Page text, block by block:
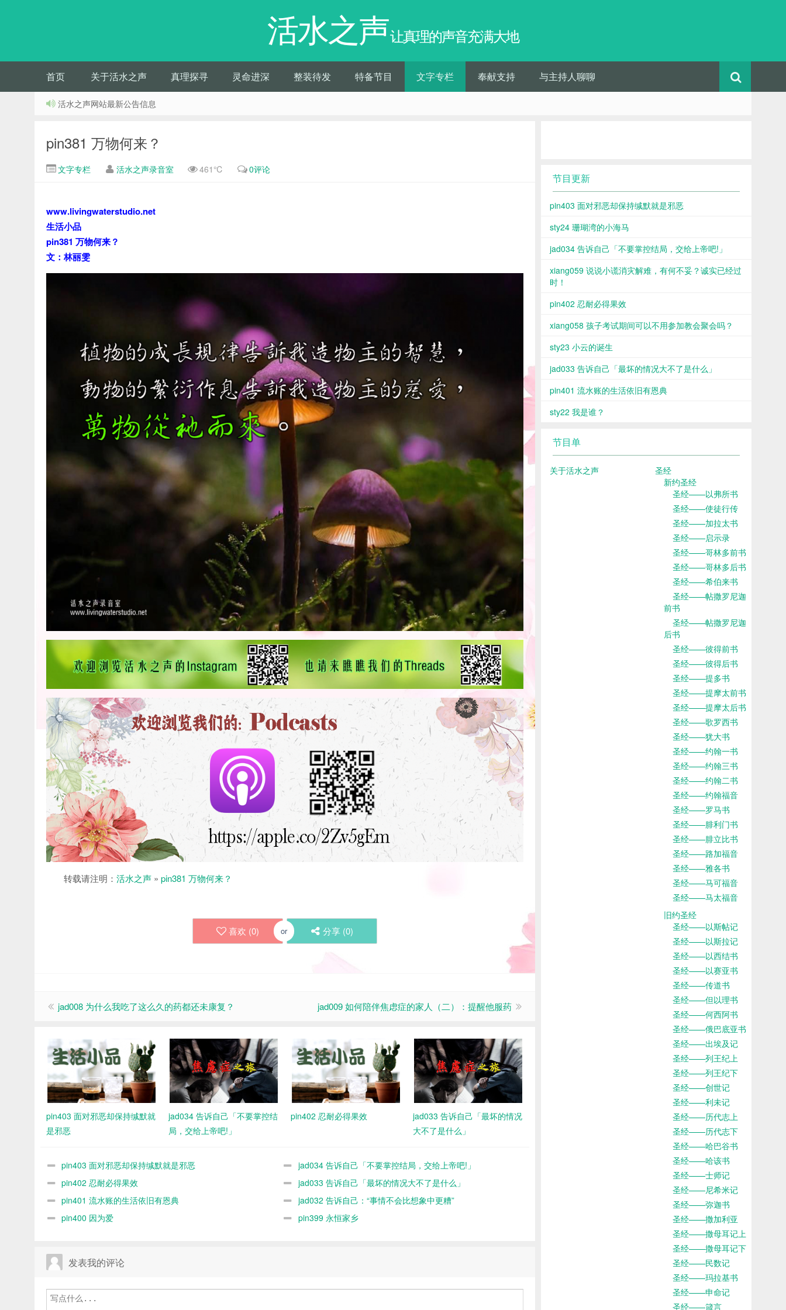
活水之声让真理的声音充满大地
首页 关于活水之声 真理探寻 灵命进深 整装待发 特备节目 文字专栏 奉献支持 与主持人聊聊
活水之声网站最新公告信息
pin381 万物何来？
文字专栏 活水之声录音室 461℃ 0评论
www.livingwaterstudio.net
生活小品
pin381 万物何来？
文：林丽雯
转载请注明： 活水之声 » pin381 万物何来？
喜欢 (0) or 分享 (0)
jad008 为什么我吃了这么久的药都还未康复？ jad009 如何陪伴焦虑症的家人（二）：提醒他服药
pin403 面对邪恶却保持缄默就
是邪恶
jad034 告诉自己「不要掌控结
局，交给上帝吧!」
pin402 忍耐必得果效
jad033 告诉自己「最坏的情况
大不了是什么」
pin403 面对邪恶却保持缄默就是邪恶
jad034 告诉自己「不要掌控结局，交给上帝吧!」
pin402 忍耐必得果效
jad033 告诉自己「最坏的情况大不了是什么」
pin401 流水账的生活依旧有恩典
jad032 告诉自己：“事情不会比想象中更糟”
pin400 因为爱
pin399 永恒家乡
发表我的评论
节目更新
pin403 面对邪恶却保持缄默就是邪恶
sty24 珊瑚湾的小海马
jad034 告诉自己「不要掌控结局，交给上帝吧!」
xiang059 说说小谎消灾解难，有何不妥？诚实已经过
时！
pin402 忍耐必得果效
xiang058 孩子考试期间可以不用参加教会聚会吗？
sty23 小云的诞生
jad033 告诉自己「最坏的情况大不了是什么」
pin401 流水账的生活依旧有恩典
sty22 我是谁？
节目单
关于活水之声
圣经
新约圣经
圣经——以弗所书
圣经——使徒行传
圣经——加拉太书
圣经——启示录
圣经——哥林多前书
圣经——哥林多后书
圣经——希伯来书
圣经——帖撒罗尼迦
前书
圣经——帖撒罗尼迦
后书
圣经——彼得前书
圣经——彼得后书
圣经——提多书
圣经——提摩太前书
圣经——提摩太后书
圣经——歌罗西书
圣经——犹大书
圣经——约翰一书
圣经——约翰三书
圣经——约翰二书
圣经——约翰福音
圣经——罗马书
圣经——腓利门书
圣经——腓立比书
圣经——路加福音
圣经——雅各书
圣经——马可福音
圣经——马太福音
旧约圣经
圣经——以斯帖记
圣经——以斯拉记
圣经——以西结书
圣经——以赛亚书
圣经——传道书
圣经——但以理书
圣经——何西阿书
圣经——俄巴底亚书
圣经——出埃及记
圣经——列王纪上
圣经——列王纪下
圣经——创世记
圣经——利未记
圣经——历代志上
圣经——历代志下
圣经——哈巴谷书
圣经——哈该书
圣经——士师记
圣经——尼希米记
圣经——弥迦书
圣经——撒加利亚
圣经——撒母耳记上
圣经——撒母耳记下
圣经——民数记
圣经——玛拉基书
圣经——申命记
圣经——箴言